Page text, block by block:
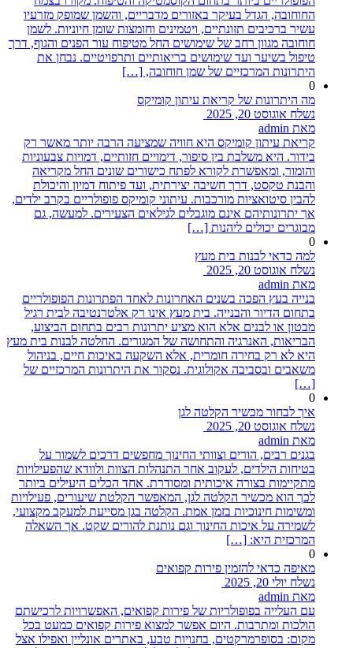
החוחובה, הגדל בעיקר באזורים מדבריים, והשמן שמופק מזרעיו
עשיר ברכיבים תזונתיים, ויטמינים וחומצות שומן חיוניות. לשמן
חוחובה מגוון רחב של שימושים החל מטיפוח עור הפנים והגוף, דרך
טיפול בשיער ועד שימושים בריאותיים ותרפויטיים. נבחן את
היתרונות המרכזיים של שמן חוחובה, […]
0
מה היתרונות של קריאת עיתון קומיקס
נשלח אוגוסט 20, 2025
מאת admin
קריאת עיתון קומיקס היא חוויה שמציעה הרבה יותר מאשר רק
בידור. היא משלבת בין סיפור, דימויים חזותיים, דמויות צבעוניות
והומור, ומאפשרת לקורא לפתח כישורים שונים החל מקריאה
והבנת טקסט, דרך חשיבה יצירתית, ועד פיתוח דמיון והיכולת
להבין סיטואציות מורכבות. עיתוני קומיקס פופולריים בקרב ילדים,
אך יתרונותיהם אינם מוגבלים לגילאים הצעירים. למעשה, גם
מבוגרים יכולים ליהנות […]
0
למה כדאי לבנות בית מעץ
נשלח אוגוסט 20, 2025
מאת admin
בנייה בעץ הפכה בשנים האחרונות לאחד הפתרונות הפופולריים
בתחום הדיור והבנייה. בית מעץ אינו רק אלטרנטיבה לבית רגיל
מבטון או לבנים אלא הוא מציע יתרונות רבים בתחום הביצוע,
הבריאות, האנרגיה והתחושה של המגורים. החלטה לבנות בית מעץ
היא לא רק בחירה חומרית, אלא השקעה באיכות חיים, בניהול
משאבים ובסביבה אקולוגית. נסקור את היתרונות המרכזיים של
[…]
0
איך לבחור מכשיר הקלטה לגן
נשלח אוגוסט 20, 2025
מאת admin
בגנים רבים, הורים וצוותי החינוך מחפשים דרכים לשמור על
בטיחות הילדים, לעקוב אחר התנהלות הצוות ולוודא שהפעילויות
מתקיימות בצורה איכותית ומסודרת. אחד הכלים היעילים ביותר
לכך הוא מכשיר הקלטה לגן, המאפשר הקלטת שיעורים, פעילויות
ומשימות חינוכיות בזמן אמת. הקלטה בגן מסייעת למעקב מקצועי,
לשמירה על איכות החינוך וגם נותנת להורים שקט. אך השאלה
המרכזית היא: […]
0
מאיפה כדאי להזמין פירות קפואים
נשלח יולי 20, 2025
מאת admin
עם העלייה בפופולריות של פירות קפואים, האפשרויות לרכישתם
הולכות ומתרבות. היום אפשר למצוא פירות קפואים כמעט בכל
מקום: בסופרמרקטים, בחנויות טבע, באתרים אונליין ואפילו אצל